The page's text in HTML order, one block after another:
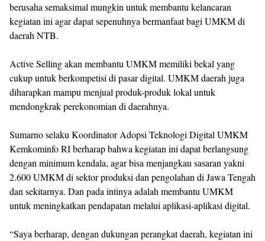
berusaha semaksimal mungkin untuk membantu kelancaran
kegiatan ini agar dapat sepenuhnya bermanfaat bagi UMKM di
daerah NTB.
Active Selling akan membantu UMKM memiliki bekal yang
cukup untuk berkompetisi di pasar digital. UMKM daerah juga
diharapkan mampu menjual produk-produk lokal untuk
mendongkrak perekonomian di daerahnya.
Sumarno selaku Koordinator Adopsi Teknologi Digital UMKM
Kemkominfo RI berharap bahwa kegiatan ini dapat berlangsung
dengan minimum kendala, agar bisa menjangkau sasaran yakni
2.600 UMKM di sektor produksi dan pengolahan di Jawa Tengah
dan sekitarnya. Dan pada intinya adalah membantu UMKM
untuk meningkatkan pendapatan melalui aplikasi-aplikasi digital.
“Saya berharap, dengan dukungan perangkat daerah, kegiatan ini